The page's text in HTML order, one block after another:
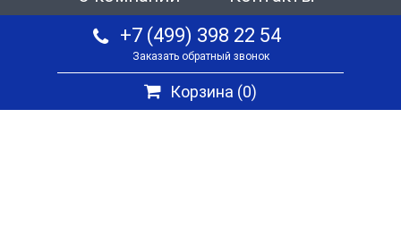
+7 (499) 398 22 54
Заказать обратный звонок
Корзина (0)